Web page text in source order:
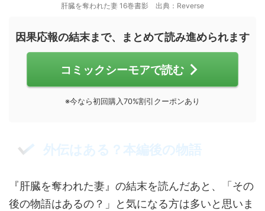
肝臓を奪われた妻 16巻書影 出典：Reverse
因果応報の結末まで、まとめて読み進められます
コミックシーモアで読む
※今なら初回購入70%割引クーポンあり
外伝はある？本編後の物語
『肝臓を奪われた妻』の結末を読んだあと、「その
後の物語はあるの？」と気になる方は多いと思いま